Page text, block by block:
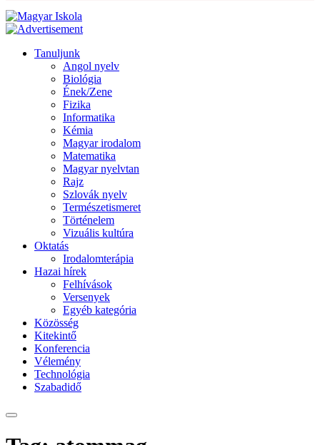
Tanuljunk
Angol nyelv
Biológia
Ének/Zene
Fizika
Informatika
Kémia
Magyar irodalom
Matematika
Magyar nyelvtan
Rajz
Szlovák nyelv
Természetismeret
Történelem
Vizuális kultúra
Oktatás
Irodalomterápia
Hazai hírek
Felhívások
Versenyek
Egyéb kategória
Közösség
Kitekintő
Konferencia
Vélemény
Technológia
Szabadidő